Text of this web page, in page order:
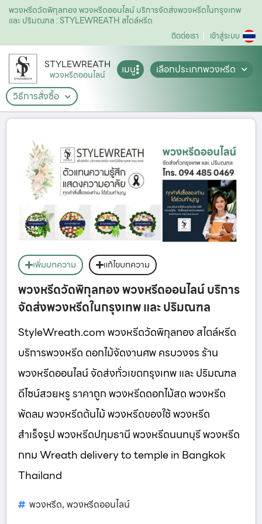
พวงหรีดวัดพิกุลทอง พวงหรีดออนไลน์ บริการจัดส่งพวงหรีดในกรุงเทพ
และ ปริมณฑล : STYLEWREATH สไตล์หรีด
ติดต่อเรา เข้าสู่ระบบ
STYLEWREATH
พวงหรีดออนไลน์ เมนู
เลือกประเภทพวงหรีด
วิธีการสั่งซื้อ
เพิ่มบทความ แก้ไขบทความ
พวงหรีดวัดพิกุลทอง พวงหรีดออนไลน์ บริการ
จัดส่งพวงหรีดในกรุงเทพ และ ปริมณฑล
StyleWreath.com พวงหรีดวัดพิกุลทอง สไตล์หรีด
บริการพวงหรีด ดอกไม้จัดงานศพ ครบวงจร ร้าน
พวงหรีดออนไลน์ จัดส่งทั่วเขตกรุงเทพ และ ปริมณฑล
ดีไซน์สวยหรู ราคาถูก พวงหรีดดอกไม้สด พวงหรีด
พัดลม พวงหรีดต้นไม้ พวงหรีดของใช้ พวงหรีด
สำเร็จรูป พวงหรีดปทุมธานี พวงหรีดนนทบุรี พวงหรีด
กทม Wreath delivery to temple in Bangkok
Thailand
พวงหรีด, พวงหรีดออนไลน์